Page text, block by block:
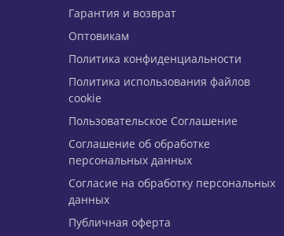
Гарантия и возврат
Оптовикам
Политика конфиденциальности
Политика использования файлов
cookie
Пользовательское Соглашение
Соглашение об обработке
персональных данных
Согласие на обработку персональных
данных
Публичная оферта